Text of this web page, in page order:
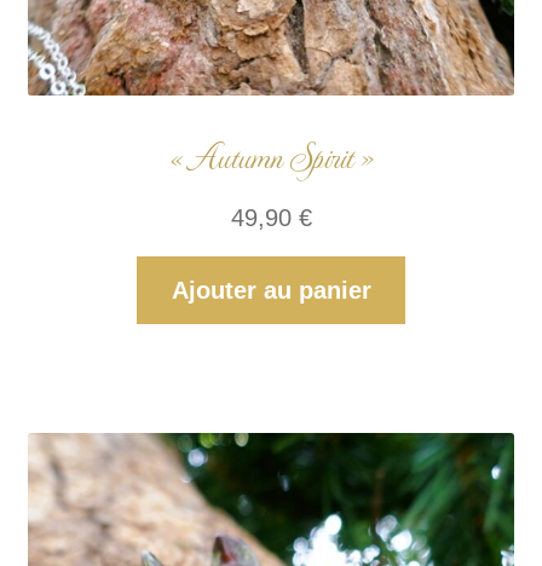
« Autumn Spirit »
49,90 €
Ajouter au panier